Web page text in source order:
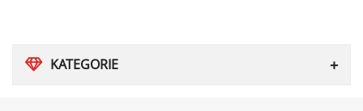
KATEGORIE